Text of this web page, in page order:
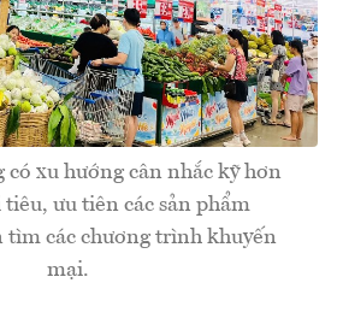
xu hướng cân nhắc kỹ hơn
ưu tiên các sản phẩm
tìm các chương trình khuyến
mại.